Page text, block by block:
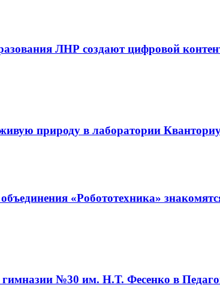
ЛНР создают цифровой
природу в лаборатории
«Робототехника»
№30 им. Н.Т. Фесенко в